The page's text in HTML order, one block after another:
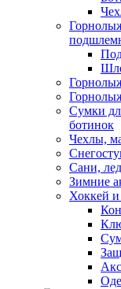
Сумки
ботинок
Чехлы,
Сани,
Зимние
Хоккей